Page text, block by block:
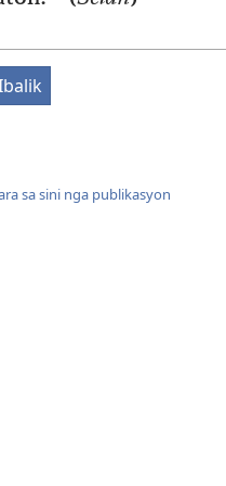
sa sini nga publikasyon